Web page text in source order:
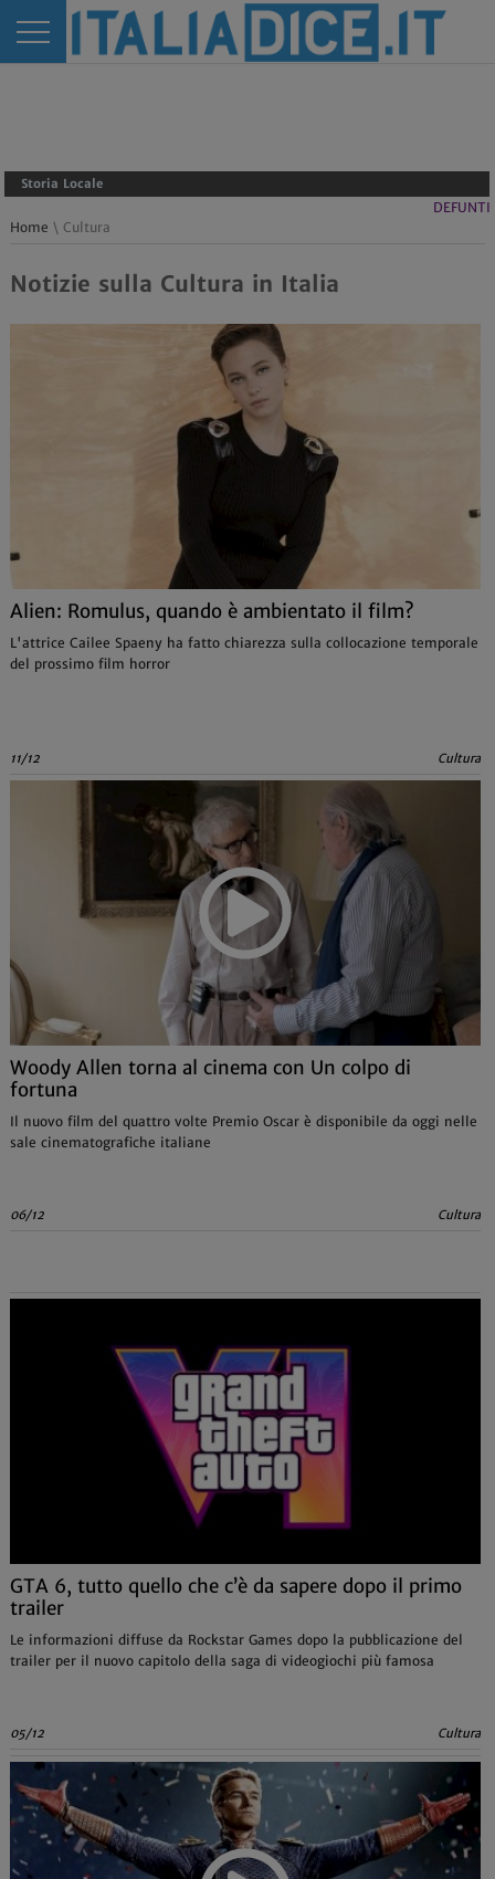
Storia Locale
DEFUNTI
Home \ Cultura
Notizie sulla Cultura in Italia
Alien: Romulus, quando è ambientato il film?
L'attrice Cailee Spaeny ha fatto chiarezza sulla collocazione temporale
del prossimo film horror
11/12 Cultura
Woody Allen torna al cinema con Un colpo di
fortuna
Il nuovo film del quattro volte Premio Oscar è disponibile da oggi nelle
sale cinematografiche italiane
06/12 Cultura
GTA 6, tutto quello che c’è da sapere dopo il primo
trailer
Le informazioni diffuse da Rockstar Games dopo la pubblicazione del
trailer per il nuovo capitolo della saga di videogiochi più famosa
05/12 Cultura